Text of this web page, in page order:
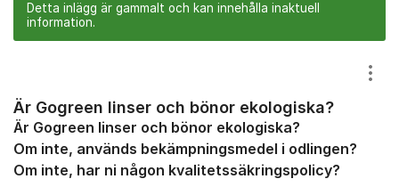
Detta inlägg är gammalt och kan innehålla inaktuell
information.
Är Gogreen linser och bönor ekologiska?
Är Gogreen linser och bönor ekologiska?
Om inte, används bekämpningsmedel i odlingen?
Om inte, har ni någon kvalitetssäkringspolicy?